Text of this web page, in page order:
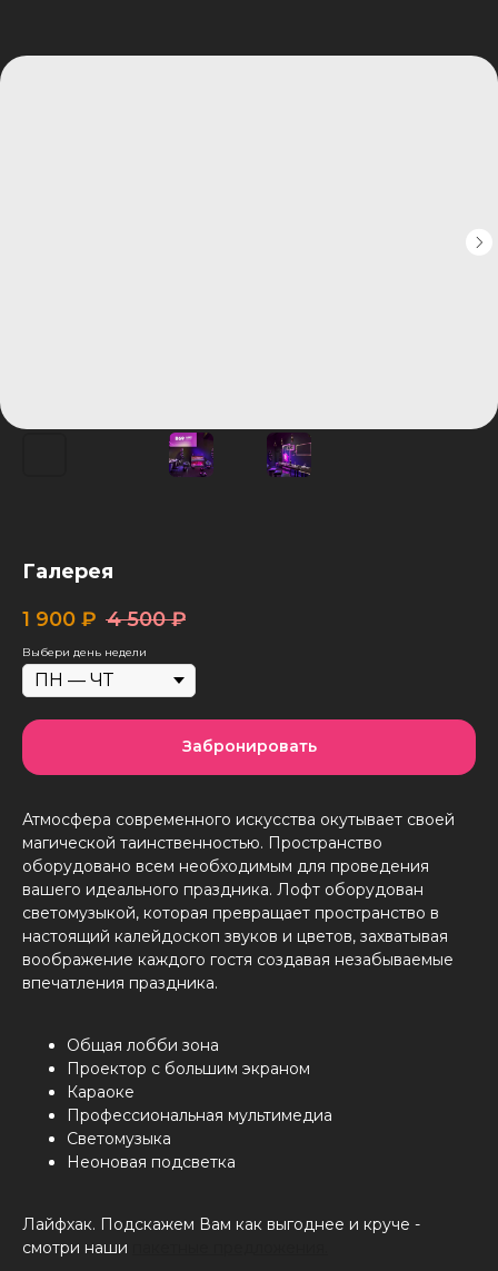
Галерея
1 900 ₽ 4 500 ₽
Выбери день недели
Забронировать
Атмосфера современного искусства окутывает своей
магической таинственностью. Пространство
оборудовано всем необходимым для проведения
вашего идеального праздника. Лофт оборудован
светомузыкой, которая превращает пространство в
настоящий калейдоскоп звуков и цветов, захватывая
воображение каждого гостя создавая незабываемые
впечатления праздника.
Общая лобби зона
Проектор с большим экраном
Караоке
Профессиональная мультимедиа
Светомузыка
Неоновая подсветка
Лайфхак. Подскажем Вам как выгоднее и круче -
смотри наши